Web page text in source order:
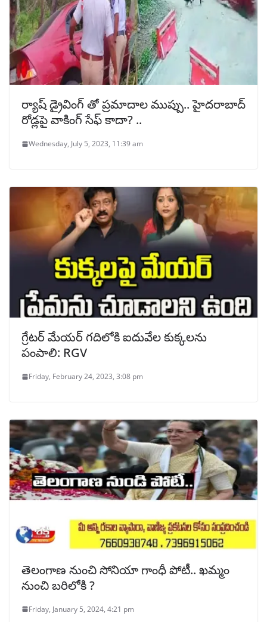
ర్యాష్ డ్రైవింగ్ తో ప్రమాదాల ముప్పు.. హైదరాబాద్‌
రోడ్లపై వాకింగ్‌ సేఫ్ కాదా? ..
Wednesday, July 5, 2023, 11:39 am
గ్రేటర్ మేయర్ గదిలోకి ఐదువేల కుక్కలను
పంపాలి: RGV
Friday, February 24, 2023, 3:08 pm
తెలంగాణ నుంచి సోనియా గాంధీ పోటీ.. ఖమ్మం
నుంచి బరిలోకి ?
Friday, January 5, 2024, 4:21 pm